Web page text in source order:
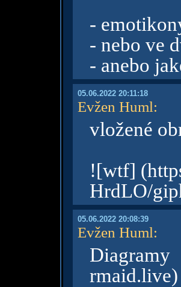
-
- nebo ve
- anebo
05.06.2022 20:11:18
Evžen Huml:
vložené
![wtf]
HrdLO/
05.06.2022 20:08:39
Evžen Huml:
rmaid.live)